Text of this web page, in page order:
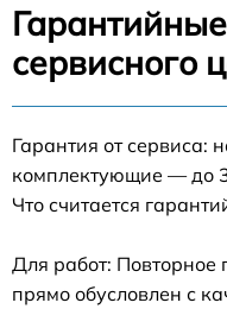
сервисного
Гарантия от сервиса:
комплектующие — до
Что считается
Для работ: Повторное
прямо обусловлен с